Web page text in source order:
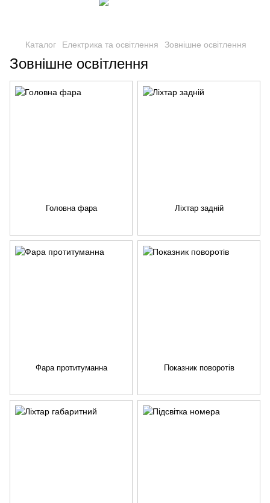
Каталог Електрика та освітлення Зовнішне освітлення
Зовнішне освітлення
Головна фара Ліхтар задній
Фара протитуманна Показник поворотів